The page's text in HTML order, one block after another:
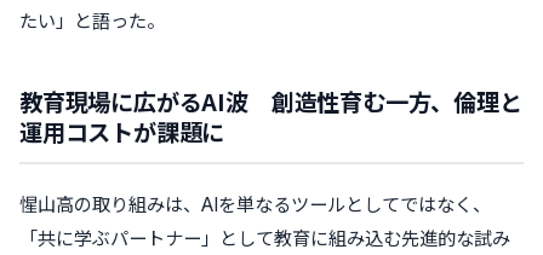
たい」と語った。
教育現場に広がるAI波 創造性育む一方、倫理と
運用コストが課題に
惺山高の取り組みは、AIを単なるツールとしてではなく、
「共に学ぶパートナー」として教育に組み込む先進的な試み